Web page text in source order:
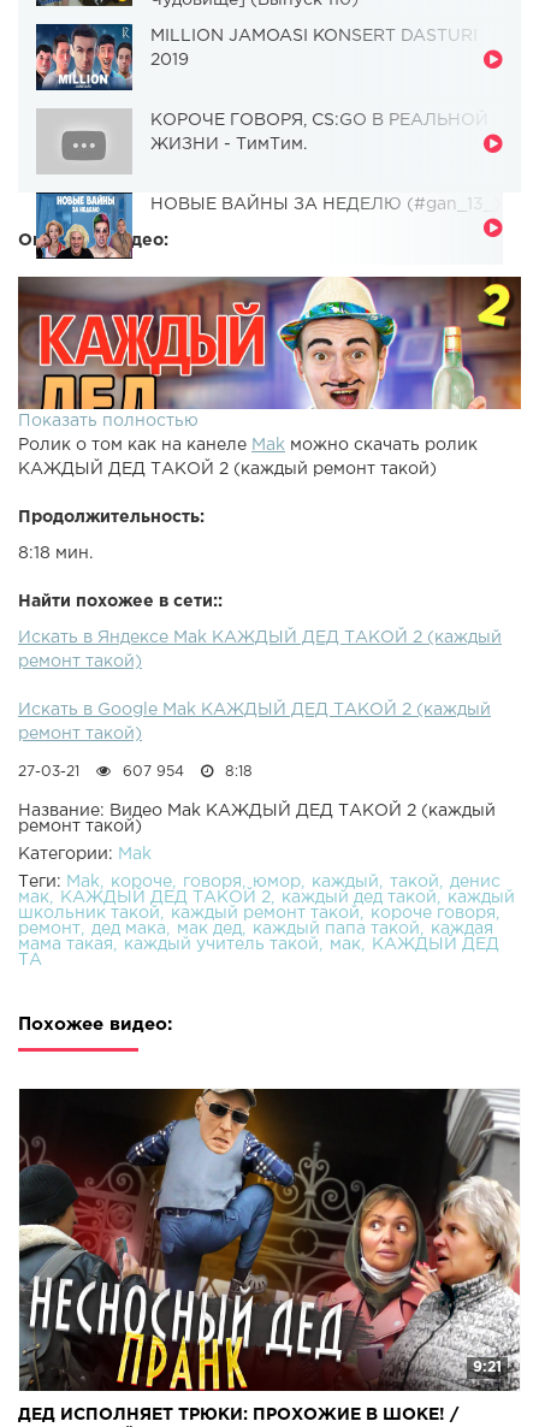
MILLION JAMOASI KONSERT DASTURI
2019
КОРОЧЕ ГОВОРЯ, CS:GO В РЕАЛЬНОЙ
ЖИЗНИ - ТимТим.
НОВЫЕ ВАЙНЫ ЗА НЕДЕЛЮ (#gan_13_)
Описание видео:
Показать полностью
Ролик о том как на канеле Mak можно скачать ролик
КАЖДЫЙ ДЕД ТАКОЙ 2 (каждый ремонт такой)
Продолжительность:
8:18 мин.
Найти похожее в сети::
Искать в Яндексе Mak КАЖДЫЙ ДЕД ТАКОЙ 2 (каждый
ремонт такой)
Искать в Google Mak КАЖДЫЙ ДЕД ТАКОЙ 2 (каждый
ремонт такой)
27-03-21 607 954 8:18
Название: Видео Mak КАЖДЫЙ ДЕД ТАКОЙ 2 (каждый
ремонт такой)
Категории: Mak
Теги: Mak короче говоря юмор каждый такой
денис
мак
КАЖДЫЙ ДЕД ТАКОЙ 2 каждый дед такой
каждый
школьник такой
каждый ремонт такой
короче говоря
ремонт
дед мака мак дед каждый папа такой
каждая
мама такая
каждый учитель такой мак
КАЖДЫЙ ДЕД
ТА
Похожее видео:
9:21
ДЕД ИСПОЛНЯЕТ ТРЮКИ: ПРОХОЖИЕ В ШОКЕ! /